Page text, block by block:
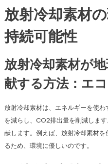
放射冷却素材
持続可能性
放射冷却素材が
献する方法：エ
放射冷却素材は、エネルギーを使
を減らし、CO2排出量を削減しま
献します。例えば、放射冷却素材
るため、環境に優しいのです。